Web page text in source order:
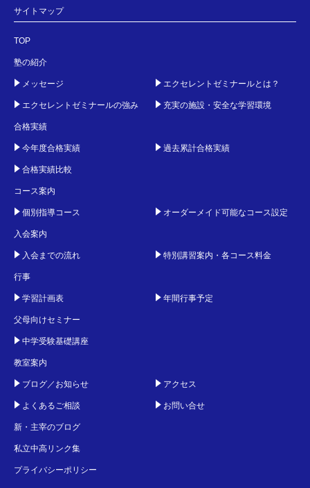
サイトマップ
TOP
塾の紹介
メッセージ エクセレントゼミナールとは？
エクセレントゼミナールの強み 充実の施設・安全な学習環境
合格実績
今年度合格実績 過去累計合格実績
合格実績比較
コース案内
個別指導コース オーダーメイド可能なコース設定
入会案内
入会までの流れ 特別講習案内・各コース料金
行事
学習計画表 年間行事予定
父母向けセミナー
中学受験基礎講座
教室案内
ブログ／お知らせ アクセス
よくあるご相談 お問い合せ
新・主宰のブログ
私立中高リンク集
プライバシーポリシー